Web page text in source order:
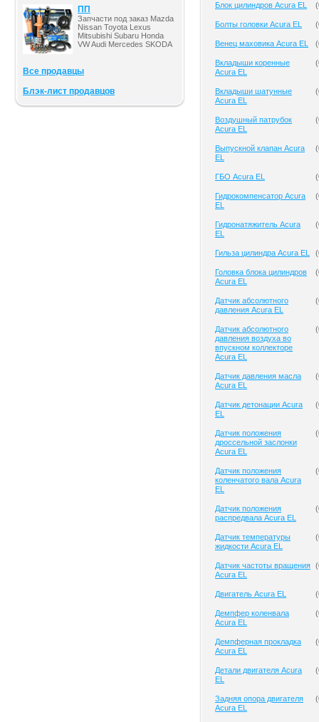
ПП
Запчасти под заказ Mazda
Nissan Toyota Lexus
Mitsubishi Subaru Honda
VW Audi Mercedes SKODA
Все продавцы
Блэк-лист продавцов
Блок цилиндров Acura EL (
Болты головки Acura EL (
Венец маховика Acura EL (
Вкладыши коренные
Acura EL
(
Вкладыши шатунные
Acura EL
(
Воздушный патрубок
Acura EL
(
Выпускной клапан Acura
EL
(
ГБО Acura EL (
Гидрокомпенсатор Acura
EL
(
Гидронатяжитель Acura
EL
(
Гильза цилиндра Acura EL (
Головка блока цилиндров
Acura EL
(
Датчик абсолютного
давления Acura EL
(
Датчик абсолютного
давления воздуха во
впускном коллекторе
Acura EL
(
Датчик давления масла
Acura EL
(
Датчик детонации Acura
EL
(
Датчик положения
дроссельной заслонки
Acura EL
(
Датчик положения
коленчатого вала Acura
EL
(
Датчик положения
распредвала Acura EL
(
Датчик температуры
жидкости Acura EL
(
Датчик частоты вращения
Acura EL
(
Двигатель Acura EL (
Демпфер коленвала
Acura EL
(
Демпферная прокладка
Acura EL
(
Детали двигателя Acura
EL
(
Задняя опора двигателя
Acura EL
(